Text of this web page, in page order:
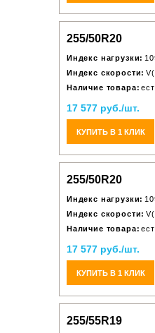
255/50R20
Индекс нагрузки:
Индекс скорости:
Наличие товара:
17 577 руб./шт.
КУПИТЬ В 1 КЛИК
255/50R20
Индекс нагрузки:
Индекс скорости:
Наличие товара:
17 577 руб./шт.
КУПИТЬ В 1 КЛИК
255/55R19